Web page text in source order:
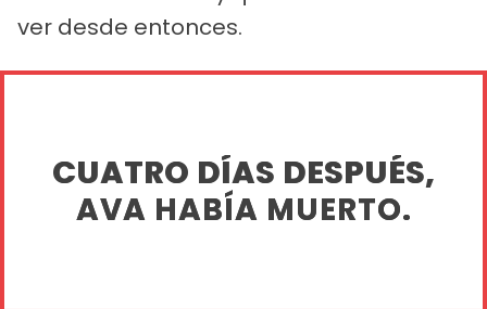
ver desde entonces.
CUATRO DÍAS DESPUÉS,
AVA HABÍA MUERTO.